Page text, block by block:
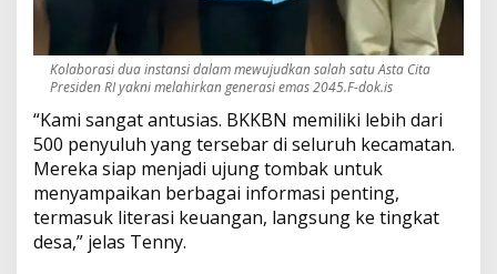
Kolaborasi dua instansi dalam mewujudkan salah satu Asta Cita
Presiden RI yakni melahirkan generasi emas 2045.F-dok.is
“Kami sangat antusias. BKKBN memiliki lebih dari
500 penyuluh yang tersebar di seluruh kecamatan.
Mereka siap menjadi ujung tombak untuk
menyampaikan berbagai informasi penting,
termasuk literasi keuangan, langsung ke tingkat
desa,” jelas Tenny.